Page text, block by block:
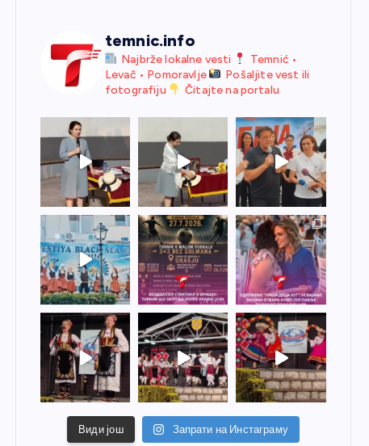
temnic.info
Najbrže lokalne vesti
Temnić •
Levač • Pomoravlje
Pošaljite vest ili
fotografiju
Čitajte na portalu
Види још Запрати на Инстаграму